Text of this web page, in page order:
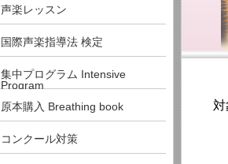
対
声楽レッスン
国際声楽指導法 検定
集中プログラム Intensive
Program
原本購入 Breathing book
コンクール対策